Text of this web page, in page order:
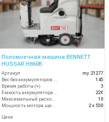
Поломоечная машина BENNETT
HUSSAR H860B
Артикул
my.21277
Вес без аккумуляторов (кг)
145
Время работы (ч)
3
Ёмкость аккумулятора (Ач)
226
Максимальный расход воздуха, куб.м/мин
10
Мощность мотора щеток
2 х 550
Цена